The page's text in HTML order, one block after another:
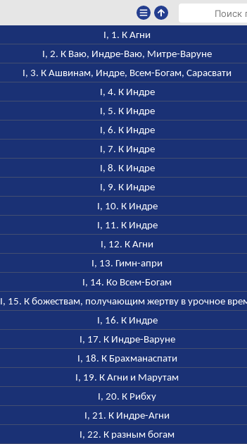
I, 1. К Агни
I, 2. К Ваю, Индре-Ваю, Митре-Варуне
I, 3. К Ашвинам, Индре, Всем-Богам, Сарасвати
I, 4. К Индре
I, 5. К Индре
I, 6. К Индре
I, 7. К Индре
I, 8. К Индре
I, 9. К Индре
I, 10. К Индре
I, 11. К Индре
I, 12. К Агни
I, 13. Гимн-апри
I, 14. Ко Всем-Богам
I, 15. К божествам, получающим жертву в урочное
I, 16. К Индре
I, 17. К Индре-Варуне
I, 18. К Брахманаспати
I, 19. К Агни и Марутам
I, 20. К Рибху
I, 21. К Индре-Агни
I, 22. К разным богам